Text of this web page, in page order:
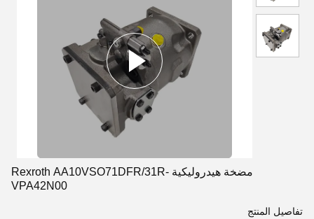
مضخة هيدروليكية Rexroth AA10VSO71DFR/31R-
VPA42N00
تفاصيل المنتج